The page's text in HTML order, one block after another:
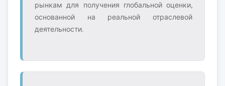
рынкам для получения глобальной оценки,
основанной на реальной отраслевой
деятельности.